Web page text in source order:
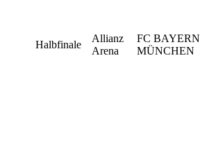
Halbfinale
Allianz
Arena
FC BAYERN
MÜNCHEN